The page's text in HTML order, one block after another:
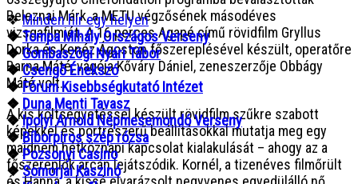
Beleznai Márk, a METU végzősének másodéves
vizsgafilmjét. A 16 perces Agapé című rövidfilm Gryllus
Dorka és Kenéz Ágoston főszereplésével készült, operatőre
Barna Máté, vágója Kőváry Dániel, zeneszerzője Obbágy
Máté volt.
A kis költségvetéssel készült rövidfilm szűkre szabott
képekkel és portrészerű beállításokkal mutatja meg egy
majdnem hétköznapi kapcsolat kialakulását – ahogy az a
főszereplők arcán lejátszódik. Kornél, a tizenéves filmőrült
❖Minden hír egy helyen
❖Tompa Mihály Országos Verseny
❖Gombaszögi Nyári Tábor
❖Csengő Énekszó
❖Fórum Kisebbségkutató Intézet
❖ Duna Menti Tavasz
❖Ipolyi Arnold Népmesemondó Verseny
❖Bíborpiros szép rózsa
❖Pozsonyi Casino
❖Somorjai Kaszinó